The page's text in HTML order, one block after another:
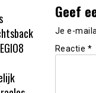
Geef
Je e-
Reactie *